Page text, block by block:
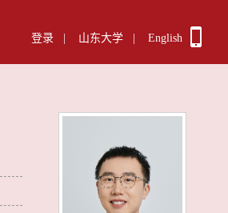
登录 山东大学 English